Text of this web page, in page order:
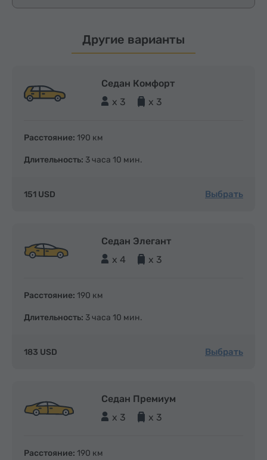
Другие варианты
Седан Комфорт
x 3
x 3
Расстояние: 190 км
Длительность: 3 часа 10 мин.
151 USD Выбрать
Седан Элегант
x 4
x 3
Расстояние: 190 км
Длительность: 3 часа 10 мин.
183 USD Выбрать
Седан Премиум
x 3
x 3
Расстояние: 190 км